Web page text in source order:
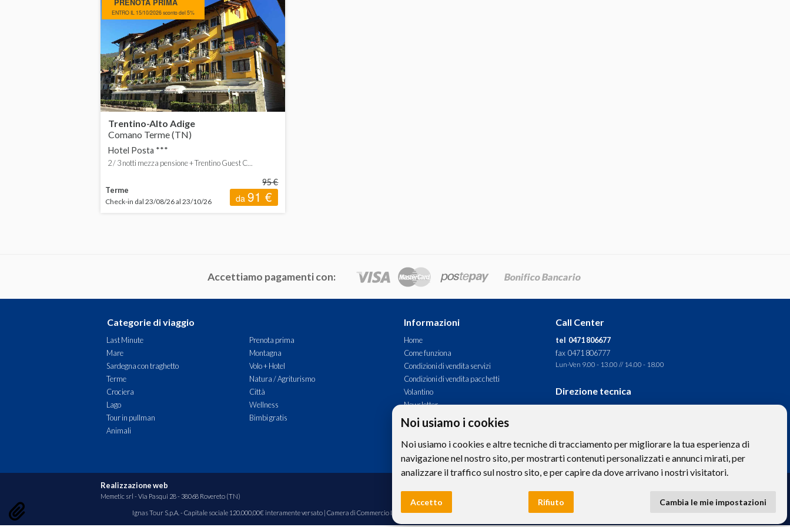
Noi usiamo i cookies
Noi usiamo i cookies e altre tecniche di tracciamento per migliorare la tua esperienza di
navigazione nel nostro sito, per mostrarti contenuti personalizzati e annunci mirati, per
analizzare il traffico sul nostro sito, e per capire da dove arrivano i nostri visitatori.
Accetto Rifiuto Cambia le mie impostazioni
Campania
Emilia-Romagna
Toscana
Trentino-Alto Adige
Veneto
ESTERO
PRENOTA PRIMA
ENTRO IL 15/10/2026 sconto del 5%
Trentino-Alto Adige
Comano Terme (TN)
Hotel Posta ***
2 / 3 notti mezza pensione + Trentino Guest C...
Terme
Check-in dal 23/08/26 al 23/10/26
95 €
da91 €
Accettiamo pagamenti con:
Categorie di viaggio
Last Minute
Prenota prima
Mare
Montagna
Sardegna con traghetto
Volo + Hotel
Terme
Natura / Agriturismo
Crociera
Città
Lago
Wellness
Tour in pullman
Bimbi gratis
Animali
Informazioni
Home
Come funziona
Condizioni di vendita servizi
Condizioni di vendita pacchetti
Volantino
Newsletter
Commenti
Contatti
Call Center
tel 0471 806677
fax 0471 806777
Lun-Ven 9.00 - 13.00 // 14.00 - 18.00
Direzione tecnica
P.IVA: 01652670215
Realizzazione web
Memetic srl - Via Pasqui 28 - 38068 Rovereto (TN)
Ignas Tour S.p.A. - Capitale sociale 120.000,00€ interamente versato | Camera di Commercio Industria Artigianato e Agricoltura di Bolzano, BZ-154275 | ignastoursrl@mail-certificata.org